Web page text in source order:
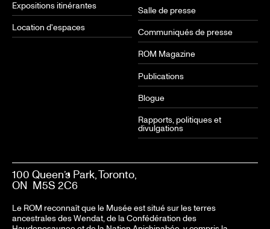
Expositions itinérantes
Location d'espaces
Salle de presse
Communiqués de presse
ROM Magazine
Publications
Blogue
Rapports, politiques et
divulgations
100 Queen’s Park, Toronto,
ON M5S 2C6
Le ROM reconnaît que le Musée est situé sur les terres
ancestrales des Wendat, de la Confédération des